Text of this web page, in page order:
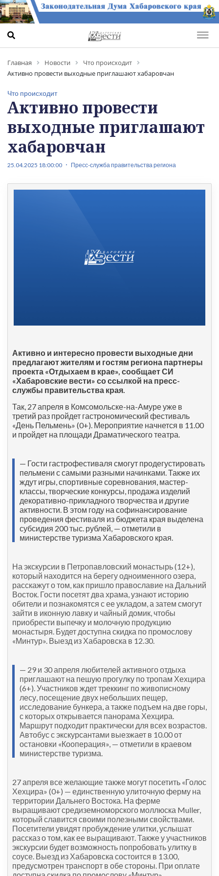
Главная Новости
Что происходит
Активно провести выходные приглашают хабаровчан
Что происходит
Активно провести
выходные приглашают
хабаровчан
25.04.2025 18:00:00 Пресс-служба правительства региона
Активно и интересно провести выходные дни
предлагают жителям и гостям региона партнеры
проекта «Отдыхаем в крае», сообщает СИ
«Хабаровские вести» со ссылкой на пресс-
службы правительства края.
Так, 27 апреля в Комсомольске-на-Амуре уже в
третий раз пройдет гастрономический фестиваль
«День Пельмень» (0+). Мероприятие начнется в 11.00
и пройдет на площади Драматического театра.
— Гости гастрофестиваля смогут продегустировать
пельмени с самыми разными начинками. Также их
ждут игры, спортивные соревнования, мастер-
классы, творческие конкурсы, продажа изделий
декоративно-прикладного творчества и другие
активности. В этом году на софинансирование
проведения фестиваля из бюджета края выделена
субсидия 200 тыс. рублей, — отметили в
министерстве туризма Хабаровского края.
На экскурсии в Петропавловский монастырь (12+),
который находится на берегу одноименного озера,
расскажут о том, как пришло православие на Дальний
Восток. Гости посетят два храма, узнают историю
обители и познакомятся с ее укладом, а затем смогут
зайти в иконную лавку и чайный домик, чтобы
приобрести выпечку и молочную продукцию
монастыря. Будет доступна скидка по промослову
«Минтур». Выезд из Хабаровска в 12.30.
— 29 и 30 апреля любителей активного отдыха
приглашают на пешую прогулку по тропам Хехцира
(6+). Участников ждет треккинг по живописному
лесу, посещение двух небольших пещер,
исследование бункера, а также подъем на две горы,
с которых открывается панорама Хехцира.
Маршрут подходит практически для всех возрастов.
Автобус с экскурсантами выезжает в 10.00 от
остановки «Кооперация», — отметили в краевом
министерстве туризма.
27 апреля все желающие также могут посетить «Голос
Хехцира» (0+) — единственную улиточную ферму на
территории Дальнего Востока. На ферме
выращивают средиземноморского моллюска Muller,
который славится своими полезными свойствами.
Посетители увидят пробуждение улитки, услышат
рассказ о том, как ее выращивают. Также у участников
экскурсии будет возможность попробовать улитку в
соусе. Выезд из Хабаровска состоится в 13.00,
предусмотрен транспорт в обе стороны. При оплате